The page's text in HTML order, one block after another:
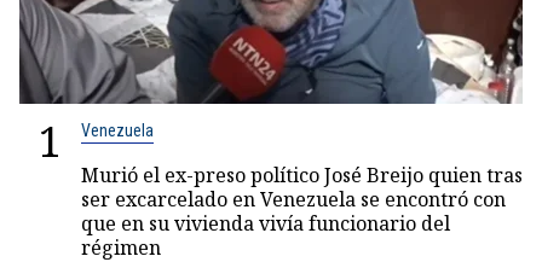
1 Venezuela
Murió el ex-preso político José Breijo quien tras
ser excarcelado en Venezuela se encontró con
que en su vivienda vivía funcionario del
régimen